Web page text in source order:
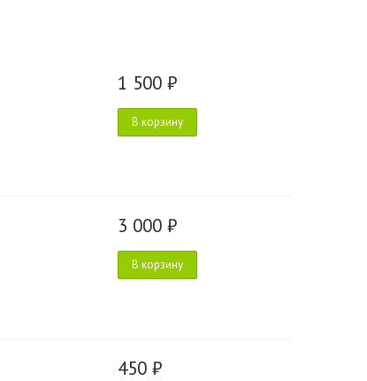
1 500 ₽
В корзину
3 000 ₽
В корзину
450 ₽